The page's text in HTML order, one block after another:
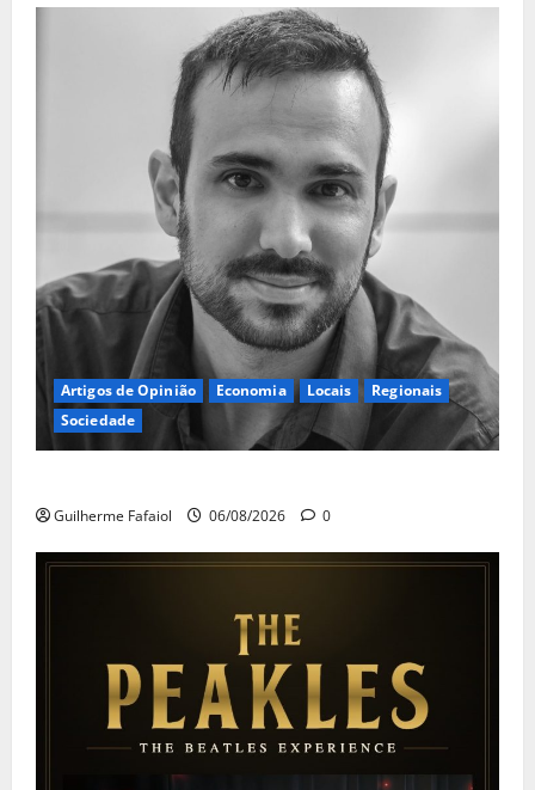
Artigos de Opinião Economia Locais
Regionais
Sociedade
Guilherme Fafaiol 06/08/2026 0